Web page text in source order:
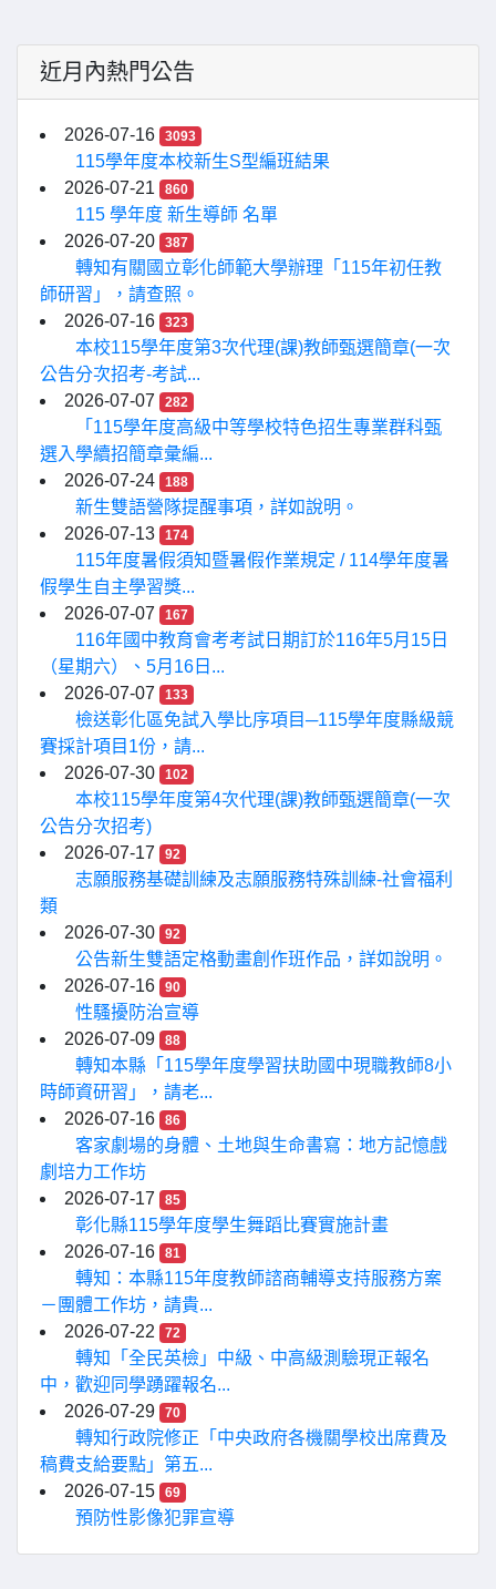
近月內熱門公告
2026-07-16 3093
115學年度本校新生S型編班結果
2026-07-21
860
115 學年度 新生導師 名單
2026-07-20
387
轉知有關國立彰化師範大學辦理「115年初任教
師研習」，請查照。
2026-07-16
323
本校115學年度第3次代理(課)教師甄選簡章(一次
公告分次招考-考試...
2026-07-07
282
「115學年度高級中等學校特色招生專業群科甄
選入學續招簡章彙編...
2026-07-24
188
新生雙語營隊提醒事項，詳如說明。
2026-07-13
174
115年度暑假須知暨暑假作業規定 / 114學年度暑
假學生自主學習獎...
2026-07-07
167
116年國中教育會考考試日期訂於116年5月15日
（星期六）、5月16日...
2026-07-07
133
檢送彰化區免試入學比序項目─115學年度縣級競
賽採計項目1份，請...
2026-07-30
102
本校115學年度第4次代理(課)教師甄選簡章(一次
公告分次招考)
2026-07-17
92
志願服務基礎訓練及志願服務特殊訓練-社會福利
類
2026-07-30
92
公告新生雙語定格動畫創作班作品，詳如說明。
2026-07-16
90
性騷擾防治宣導
2026-07-09
88
轉知本縣「115學年度學習扶助國中現職教師8小
時師資研習」，請老...
2026-07-16
86
客家劇場的身體、土地與生命書寫：地方記憶戲
劇培力工作坊
2026-07-17
85
彰化縣115學年度學生舞蹈比賽實施計畫
2026-07-16
81
轉知：本縣115年度教師諮商輔導支持服務方案
－團體工作坊，請貴...
2026-07-22
72
轉知「全民英檢」中級、中高級測驗現正報名
中，歡迎同學踴躍報名...
2026-07-29
70
轉知行政院修正「中央政府各機關學校出席費及
稿費支給要點」第五...
2026-07-15
69
預防性影像犯罪宣導